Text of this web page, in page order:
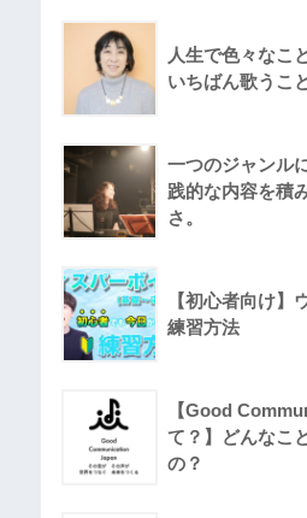
人生で色々なこ
いちばん歌うこ
一つのジャンル
践的な内容を積
さ。
【初心者向け】
練習方法
【Good
て？】どんなこ
の？